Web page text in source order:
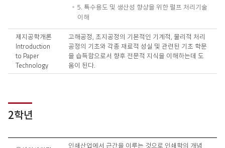
5. 특수용도 및 생산성 향상을 위한 펄프 처리기술
이해
제지공학개론
Introduction
to Paper
Technology
고해공정, 초지공정의 기본적인 기계적, 물리적 처리
공정의 기초와 각종 재료적 성실 및 관련된 기초 학문
을 습득함으로서 향후 전문적 지식을 이해하는데 도
움이 된다.
2학년
인쇄산업에서 근간을 이루는 것으로 인쇄학의 개념